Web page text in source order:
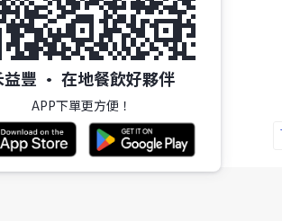
限公司
益豐 • 在地餐飲好夥伴
APP下單更方便！